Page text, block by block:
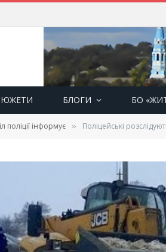
БЛОГИ БО
поліції інформує » Поліцейські